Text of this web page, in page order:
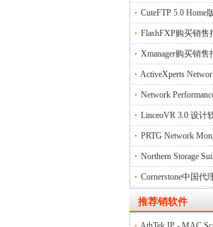
CuteFTP 5.0 Home
FlashFXP购买销售
Xmanager购买销售
ActiveXperts
Network
LinceoVR 3.0 设计
PRTG Network
Northern Storage
Cornerstone中国代
推荐销软件